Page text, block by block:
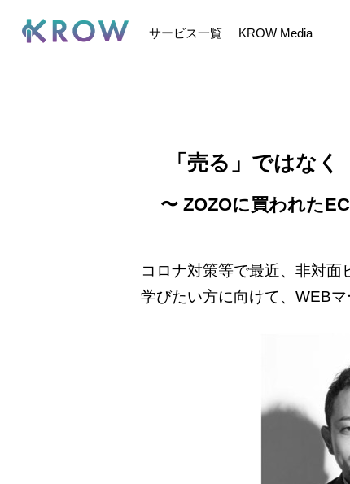
サービス一覧
KROW Media
「売る」ではな
〜 ZOZOに買われた
コロナ対策等で最近、非対
学びたい方に向けて、WEB